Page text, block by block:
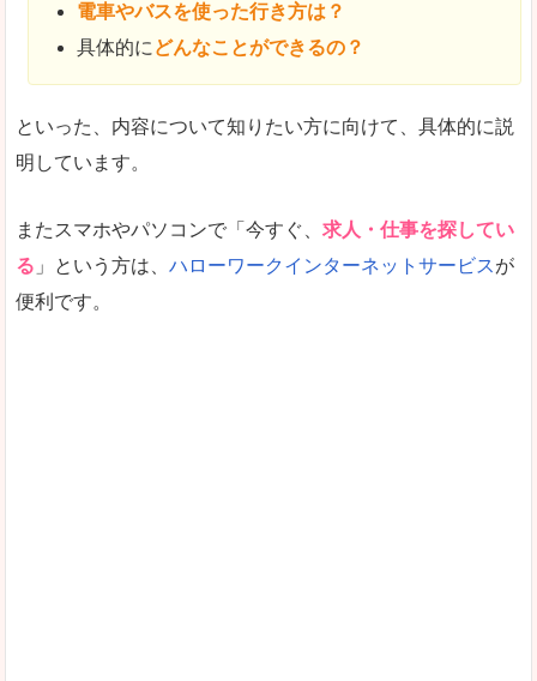
電車やバスを使った行き方は？
具体的にどんなことができるの？
といった、内容について知りたい方に向けて、具体的に説
明しています。
またスマホやパソコンで「今すぐ、 求人・仕事を探してい
る 」という方は、 ハローワークインターネットサービスが
便利です。